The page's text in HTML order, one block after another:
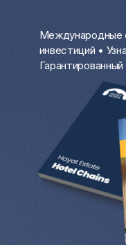
особенно
моря,
время вы
Цены на
растут.
или дом
довольно
Больше
покупки
недвижимости
Международные
инвестиций •